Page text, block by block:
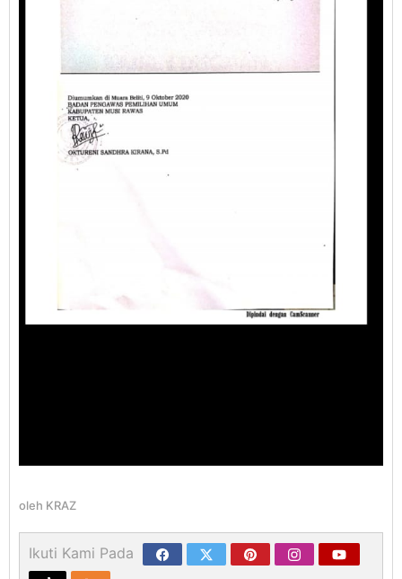
oleh KRAZ
Ikuti Kami Pada